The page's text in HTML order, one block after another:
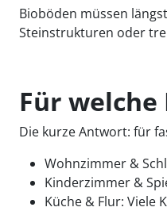
Bioböden müssen
Steinstrukturen oder
Für welche
Die kurze Antwort: für
Wohnzimmer &
Kinderzimmer &
Küche & Flur: Viele